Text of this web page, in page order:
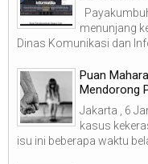
menunjang
Dinas Komunikasi dan
Puan
Mendorong
Jakarta , 6
kasus
isu ini beberapa waktu